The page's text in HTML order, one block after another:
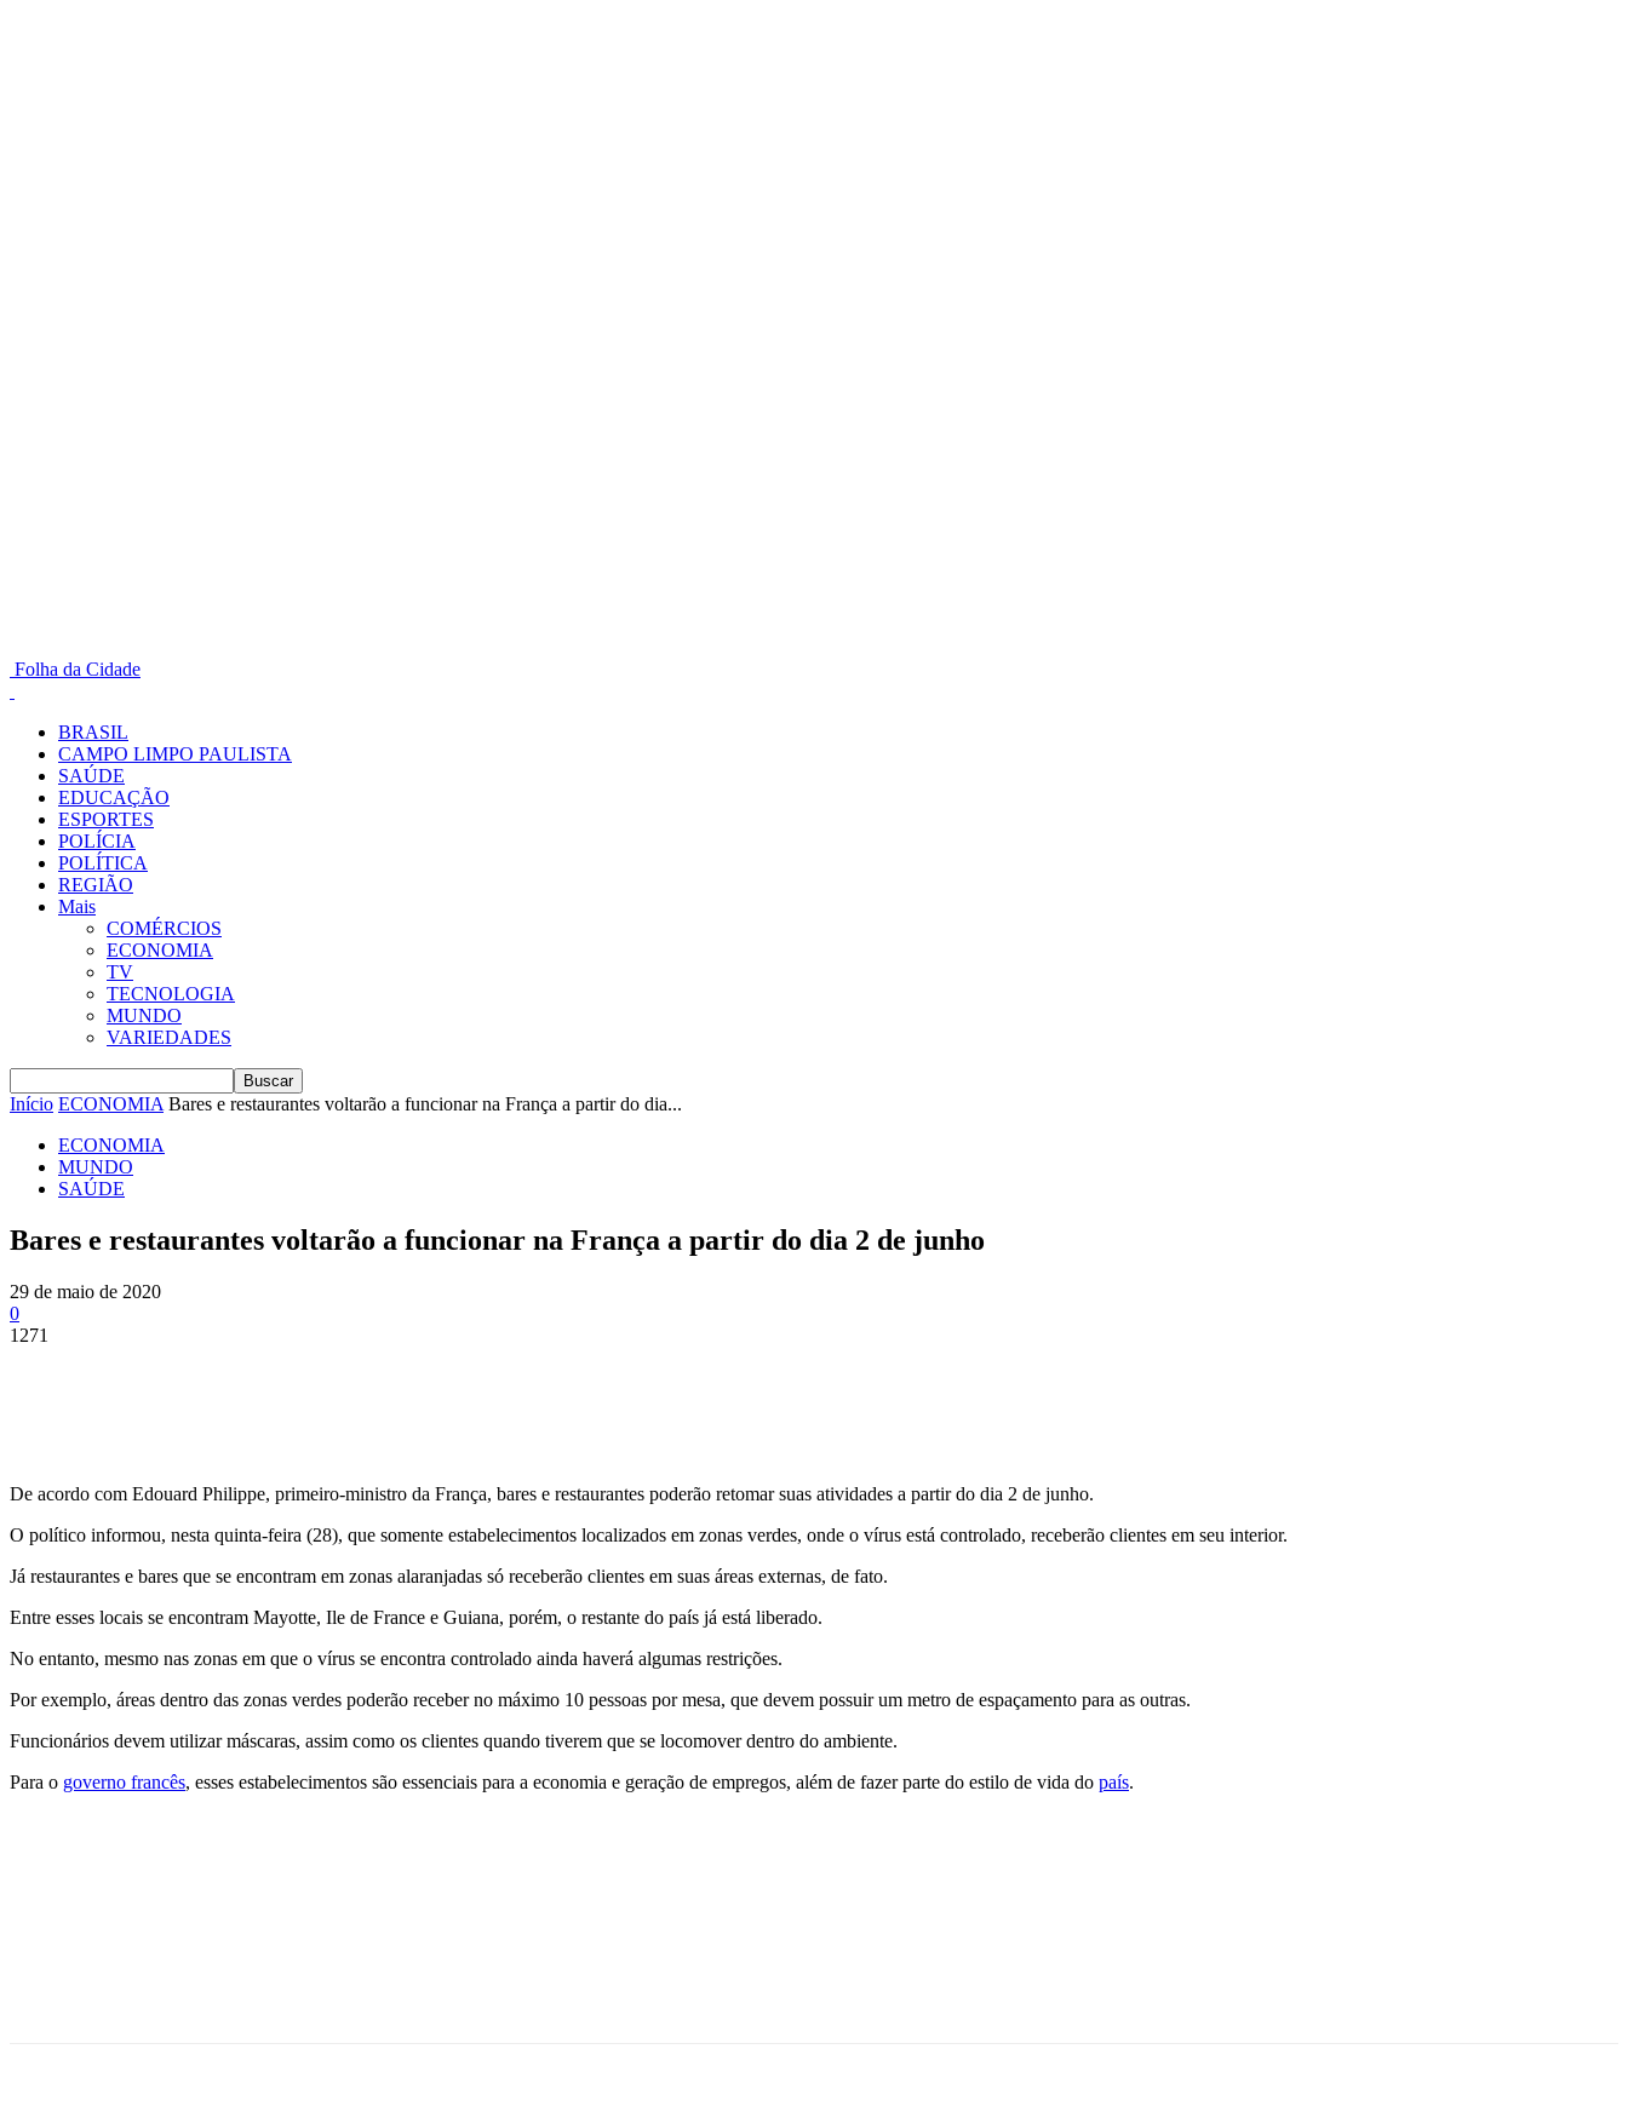
Folha da Cidade
BRASIL
CAMPO LIMPO PAULISTA
SAÚDE
EDUCAÇÃO
ESPORTES
POLÍCIA
POLÍTICA
REGIÃO
Mais
COMÉRCIOS
ECONOMIA
TV
TECNOLOGIA
MUNDO
VARIEDADES
Início ECONOMIA Bares e restaurantes voltarão a funcionar na França a partir do dia...
ECONOMIA
MUNDO
SAÚDE
Bares e restaurantes voltarão a funcionar na França a partir do dia 2 de junho
29 de maio de 2020
0
1271
De acordo com Edouard Philippe, primeiro-ministro da França, bares e restaurantes poderão retomar suas atividades a partir do dia 2 de junho.
O político informou, nesta quinta-feira (28), que somente estabelecimentos localizados em zonas verdes, onde o vírus está controlado, receberão clientes em seu interior.
Já restaurantes e bares que se encontram em zonas alaranjadas só receberão clientes em suas áreas externas, de fato.
Entre esses locais se encontram Mayotte, Ile de France e Guiana, porém, o restante do país já está liberado.
No entanto, mesmo nas zonas em que o vírus se encontra controlado ainda haverá algumas restrições.
Por exemplo, áreas dentro das zonas verdes poderão receber no máximo 10 pessoas por mesa, que devem possuir um metro de espaçamento para as outras.
Funcionários devem utilizar máscaras, assim como os clientes quando tiverem que se locomover dentro do ambiente.
Para o governo francês, esses estabelecimentos são essenciais para a economia e geração de empregos, além de fazer parte do estilo de vida do país.